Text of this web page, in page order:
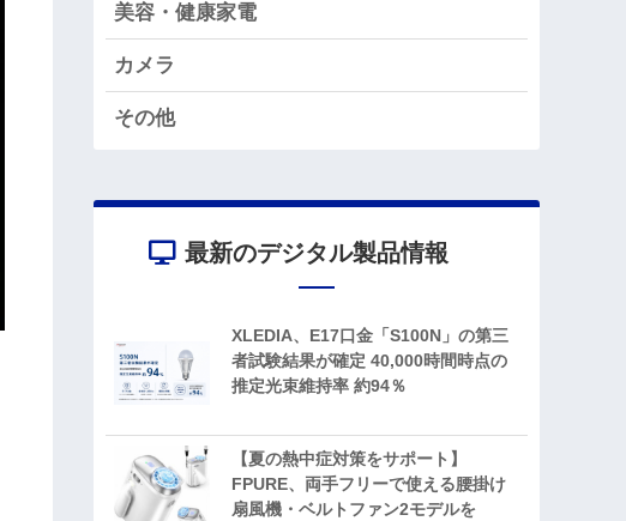
美容・健康家電
カメラ
その他
最新のデジタル製品情報
XLEDIA、E17口金「S100N」の第三
者試験結果が確定 40,000時間時点の
推定光束維持率 約94％
【夏の熱中症対策をサポート】
FPURE、両手フリーで使える腰掛け
扇風機・ベルトファン2モデルを